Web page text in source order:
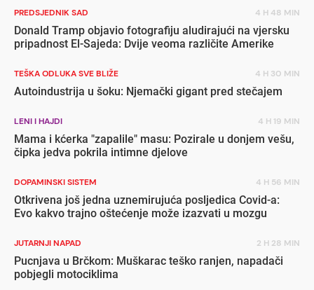
PREDSJEDNIK SAD 4 H 48 MIN
Donald Tramp objavio fotografiju aludirajući na vjersku
pripadnost El-Sajeda: Dvije veoma različite Amerike
TEŠKA ODLUKA SVE BLIŽE 4 H 30 MIN
Autoindustrija u šoku: Njemački gigant pred stečajem
LENI I HAJDI 4 H 19 MIN
Mama i kćerka "zapalile" masu: Pozirale u donjem vešu,
čipka jedva pokrila intimne djelove
DOPAMINSKI SISTEM 4 H 56 MIN
Otkrivena još jedna uznemirujuća posljedica Covid-a:
Evo kakvo trajno oštećenje može izazvati u mozgu
JUTARNJI NAPAD 2 H 28 MIN
Pucnjava u Brčkom: Muškarac teško ranjen, napadači
pobjegli motociklima